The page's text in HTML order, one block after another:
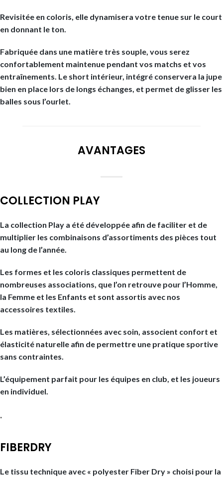
Revisitée en coloris, elle dynamisera votre tenue sur le court
en donnant le ton.
Fabriquée dans une matière très souple, vous serez
confortablement maintenue pendant vos matchs et vos
entraînements. Le short intérieur, intégré conservera la jupe
bien en place lors de longs échanges, et permet de glisser les
balles sous l’ourlet.
AVANTAGES
COLLECTION PLAY
La collection Play a été développée afin de faciliter et de
multiplier les combinaisons d’assortiments des pièces tout
au long de l’année.
Les formes et les coloris classiques permettent de
nombreuses associations, que l’on retrouve pour l’Homme,
la Femme et les Enfants et sont assortis avec nos
accessoires textiles.
Les matières, sélectionnées avec soin, associent confort et
élasticité naturelle afin de permettre une pratique sportive
sans contraintes.
L’équipement parfait pour les équipes en club, et les joueurs
en individuel.
.
FIBERDRY
Le tissu technique avec « polyester Fiber Dry » choisi pour la